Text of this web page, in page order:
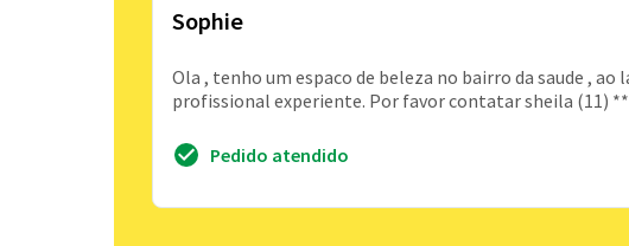
Sophie
Ola , tenho um espaco de beleza no bairro da saude , ao
profissional experiente. Por favor contatar sheila (11)
Pedido atendido